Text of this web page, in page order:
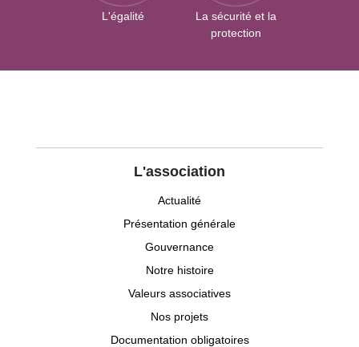
L'égalité
La sécurité et la
protection
L'association
Actualité
Présentation générale
Gouvernance
Notre histoire
Valeurs associatives
Nos projets
Documentation obligatoires